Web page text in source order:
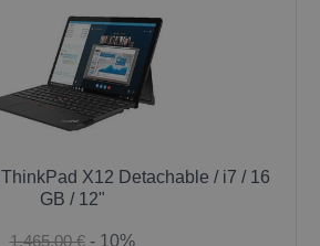
ThinkPad X12 Detachable / i7 / 16
GB / 12"
1.465,00 € - 10%